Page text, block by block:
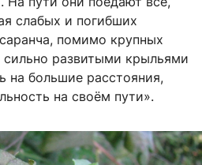
слабых и погибших
помимо крупных
сильно развитыми крыльями
на большие расстояния,
на своём пути».